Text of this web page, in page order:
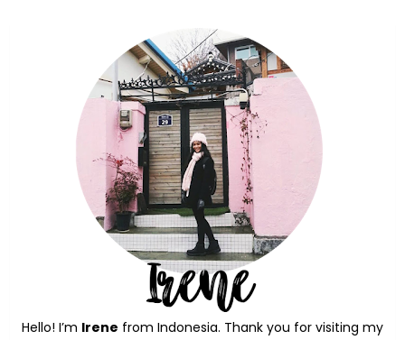
Hello! I’m Irene from Indonesia. Thank you for visiting my